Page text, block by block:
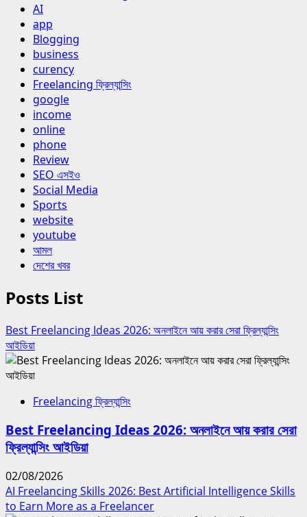
AI
app
Blogging
business
curency
Freelancing ফ্রিল্যান্সিং
google
income
online
phone
Review
SEO এসইও
Social Media
Sports
website
youtube
আমল
দেশের খবর
Posts List
Best Freelancing Ideas 2026: অনলাইনে আয় করার সেরা ফ্রিল্যান্সিং
আইডিয়া
Freelancing ফ্রিল্যান্সিং
Best Freelancing Ideas 2026: অনলাইনে আয় করার সেরা
ফ্রিল্যান্সিং আইডিয়া
02/08/2026
AI Freelancing Skills 2026: Best Artificial Intelligence Skills
to Earn More as a Freelancer